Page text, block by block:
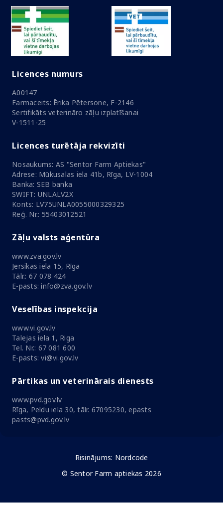
Licences numurs
A00147
Farmaceits: Ērika Pētersone, F-2146
Sertifikāts veterināro zāļu izplatīšanai
V-1511-25
Licences turētāja rekvizīti
Nosaukums: AS "Sentor Farm Aptiekas"
Adrese: Mūkusalas iela 41b, Rīga, LV-1004
Banka: SEB banka
SWIFT: UNLALV2X
Konts: LV75UNLA0055000329325
Reģ. Nr.: 55403012521
Zāļu valsts aģentūra
www.zva.gov.lv
Jersikas iela 15, Rīga
Tālr.: 67 078 424
E-pasts: info@zva.gov.lv
Veselības inspekcija
www.vi.gov.lv
Talejas iela 1, Riga
Tel. Nr.: 67 081 600
E-pasts: vi@vi.gov.lv
Pārtikas un veterinārais dienests
www.pvd.gov.lv
Rīga, Peldu iela 30, tālr. 67095230, epasts
pasts@pvd.gov.lv
Risinājums: Nordcode
© Sentor Farm aptiekas 2026